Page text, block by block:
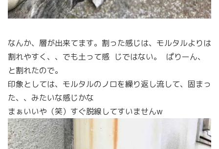
なんか、層が出来てます。割った感じは、モルタルよりは
割れやすく、、でも土って感 じではない。 ぱりーん、
と割れたので。
印象としては、モルタルのノロを繰り返し流して、固まっ
た、、みたいな感じかな
まぁいいや（笑）すぐ脱線してすいませんw